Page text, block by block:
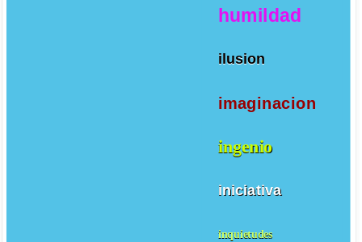
humildad
ilusion
imaginacion
ingenio
iniciativa
inquietudes